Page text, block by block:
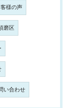
様の声
磨区
い合わせ